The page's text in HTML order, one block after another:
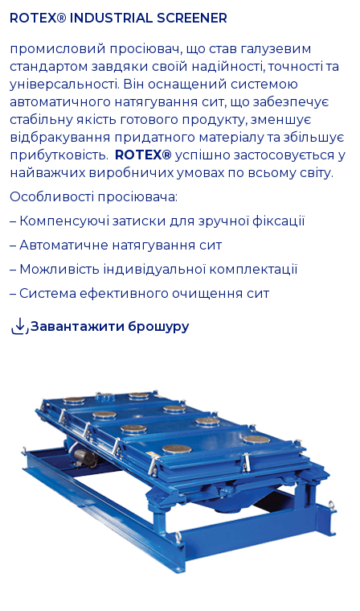
ROTEX® INDUSTRIAL SCREENER
промисловий просіювач, що став галузевим
стандартом завдяки своїй надійності, точності та
універсальності. Він оснащений системою
автоматичного натягування сит, що забезпечує
стабільну якість готового продукту, зменшує
відбракування придатного матеріалу та збільшує
прибутковість. ROTEX® успішно застосовується у
найважчих виробничих умовах по всьому світу.
Особливості просіювача:
– Компенсуючі затиски для зручної фіксації
– Автоматичне натягування сит
– Можливість індивідуальної комплектації
– Система ефективного очищення сит
Завантажити брошуру